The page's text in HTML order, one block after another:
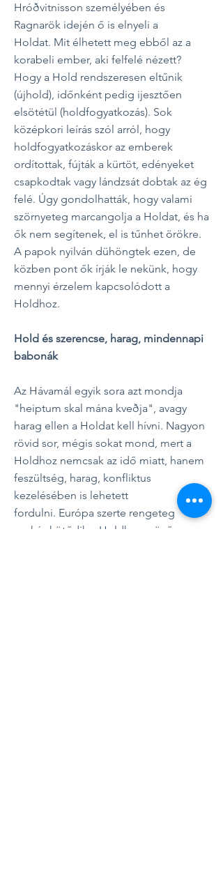
Hróðvitnisson személyében és
Ragnarök idején ő is elnyeli a
Holdat. Mit élhetett meg ebből az a
korabeli ember, aki felfelé nézett?
Hogy a Hold rendszeresen eltűnik
(újhold), időnként pedig ijesztően
elsötétül (holdfogyatkozás). Sok
középkori leírás szól arról, hogy
holdfogyatkozáskor az emberek
ordítottak, fújták a kürtöt, edényeket
csapkodtak vagy lándzsát dobtak az ég
felé. Úgy gondolhatták, hogy valami
szörnyeteg marcangolja a Holdat, és ha
ők nem segítenek, el is tűnhet örökre.
A papok nyilván dühöngtek ezen, de
közben pont ők írják le nekünk, hogy
mennyi érzelem kapcsolódott a
Holdhoz.
Hold és szerencse, harag, mindennapi
babonák
Az Hávamál egyik sora azt mondja
"heiptum skal mána kveðja", avagy
harag ellen a Holdat kell hívni. Nagyon
rövid sor, mégis sokat mond, mert a
Holdhoz nemcsak az idő miatt, hanem
feszültség, harag, konfliktus
kezelésében is lehetett
fordulni. Európa szerte rengeteg
szokás kötődik a Holdhoz: növő